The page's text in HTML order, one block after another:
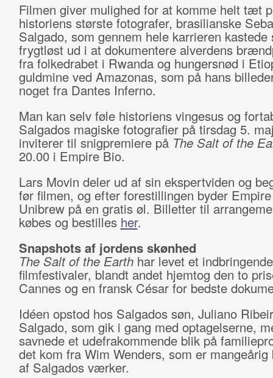
Filmen giver mulighed for at komme helt tæt
historiens største fotografer, brasilianske
Salgado, som gennem hele karrieren kastede
frygtløst ud i at dokumentere alverdens
fra folkedrabet i Rwanda og hungersnød i
guldmine ved Amazonas, som på hans
noget fra Dantes Inferno.
Man kan selv føle historiens vingesus og
Salgados magiske fotografier på tirsdag 5.
inviterer til snigpremiere på The Salt of the
20.00 i Empire Bio.
Lars Movin deler ud af sin ekspertviden og
før filmen, og efter forestillingen byder
Unibrew på en gratis øl. Billetter til
købes og bestilles her.
Snapshots af jordens skønhed
The Salt of the Earthhar levet et
filmfestivaler, blandt andet hjemtog den to
Cannes og en fransk César for bedste
Idéen opstod hos Salgados søn, Juliano
Salgado, som gik i gang med optagelserne,
savnede et udefrakommende blik på
det kom fra Wim Wenders, som er mangeårig
af Salgados værker.